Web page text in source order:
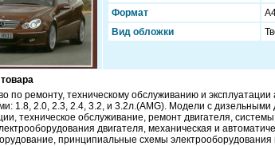
Формат
Вид обложки
по ремонту, техническому обслуживанию и
1.8, 2.0, 2.3, 2.4, 3.2, и 3.2л.(AMG). Модели с
техническое обслуживание, ремонт двигателя,
двигателя, механическая и
принципиальные схемы электрооборудования